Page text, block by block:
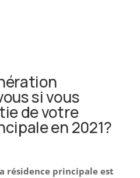
si vous
de votre
en 2021?
résidence principale est